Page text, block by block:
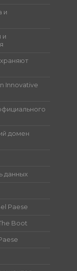
и
и
Innovative
домен
данных
Paese
Boot